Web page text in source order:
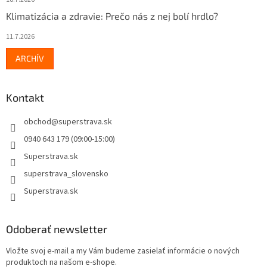
Klimatizácia a zdravie: Prečo nás z nej bolí hrdlo?
11.7.2026
ARCHÍV
Kontakt
obchod@superstrava.sk
0940 643 179 (09:00-15:00)
Superstrava.sk
superstrava_slovensko
Superstrava.sk
Odoberať newsletter
Vložte svoj e-mail a my Vám budeme zasielať informácie o nových
produktoch na našom e-shope.